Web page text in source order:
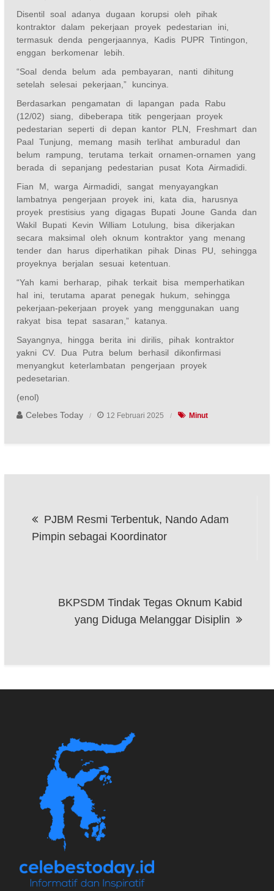
Disentil soal adanya dugaan korupsi oleh pihak
kontraktor dalam pekerjaan proyek pedestarian ini,
termasuk denda pengerjaannya, Kadis PUPR Tintingon,
enggan berkomenar lebih.
“Soal denda belum ada pembayaran, nanti dihitung
setelah selesai pekerjaan,” kuncinya.
Berdasarkan pengamatan di lapangan pada Rabu
(12/02) siang, dibeberapa titik pengerjaan proyek
pedestarian seperti di depan kantor PLN, Freshmart dan
Paal Tunjung, memang masih terlihat amburadul dan
belum rampung, terutama terkait ornamen-ornamen yang
berada di sepanjang pedestarian pusat Kota Airmadidi.
Fian M, warga Airmadidi, sangat menyayangkan
lambatnya pengerjaan proyek ini, kata dia, harusnya
proyek prestisius yang digagas Bupati Joune Ganda dan
Wakil Bupati Kevin William Lotulung, bisa dikerjakan
secara maksimal oleh oknum kontraktor yang menang
tender dan harus diperhatikan pihak Dinas PU, sehingga
proyeknya berjalan sesuai ketentuan.
“Yah kami berharap, pihak terkait bisa memperhatikan
hal ini, terutama aparat penegak hukum, sehingga
pekerjaan-pekerjaan proyek yang menggunakan uang
rakyat bisa tepat sasaran,” katanya.
Sayangnya, hingga berita ini dirilis, pihak kontraktor
yakni CV. Dua Putra belum berhasil dikonfirmasi
menyangkut keterlambatan pengerjaan proyek
pedesetarian.
(enol)
Celebes Today
12 Februari 2025 Minut
pos
PJBM Resmi Terbentuk, Nando Adam
Pimpin sebagai Koordinator
BKPSDM Tindak Tegas Oknum Kabid
yang Diduga Melanggar Disiplin